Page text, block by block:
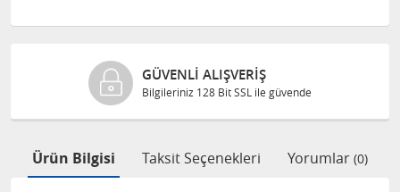
GÜVENLI ALIŞVERIŞ
Bilgileriniz 128 Bit SSL ile güvende
Ürün Bilgisi Taksit Seçenekleri Yorumlar (0)